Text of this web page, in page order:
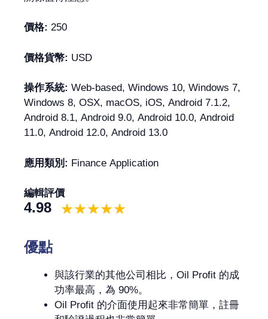
價格: 250
價格貨幣: USD
操作系統: Web-based, Windows 10, Windows 7,
Windows 8, OSX, macOS, iOS, Android 7.1.2,
Android 8.1, Android 9.0, Android 10.0, Android
11.0, Android 12.0, Android 13.0
應用類別: Finance Application
編輯評價
4.98
優點
與該行業的其他公司相比，Oil Profit 的成
功率最高，為 90%。
Oil Profit 的介面使用起來非常簡單，註冊